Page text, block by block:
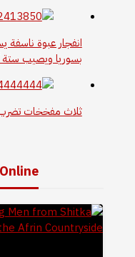
انفجار عبوة
بسوريا ويصيب
ثلاث مفخخات تضرب